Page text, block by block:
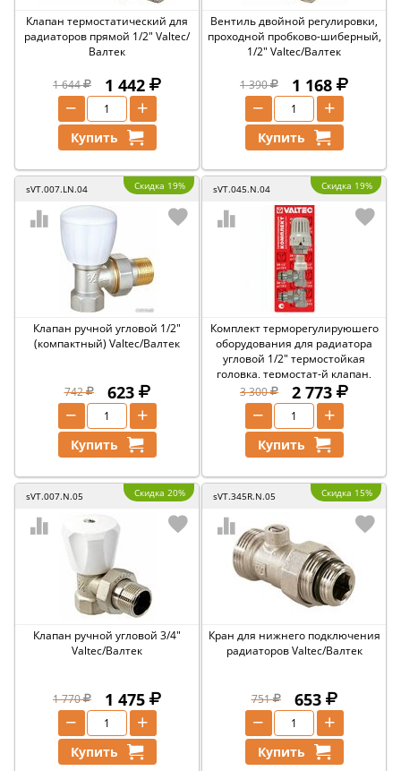
Клапан термостатический для
радиаторов прямой 1/2" Valtec/
Валтек
1 644 1 442
+
−
Купить
Вентиль двойной регулировки,
проходной пробково-шиберный,
1/2" Valtec/Валтек
1 390 1 168
+
−
Купить
sVT.007.LN.04 Скидка 19%
Клапан ручной угловой 1/2"
(компактный) Valtec/Валтек
742 623
+
−
Купить
sVT.045.N.04 Скидка 19%
Комплект терморегулируюшего
оборудования для радиатора
угловой 1/2" термостойкая
головка, термостат-й клапан,
запорный Valtec/Валтек
3 300 2 773
+
−
Купить
sVT.007.N.05 Скидка 20%
Клапан ручной угловой 3/4"
Valtec/Валтек
1 770 1 475
+
−
Купить
sVT.345R.N.05 Скидка 15%
Кран для нижнего подключения
радиаторов Valtec/Валтек
751 653
+
−
Купить